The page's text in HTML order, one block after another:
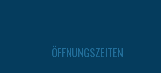
ÖFFNUNGSZEITEN